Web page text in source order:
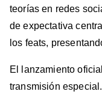
teorías en redes
de expectativa
los feats,
El lanzamiento
transmisión